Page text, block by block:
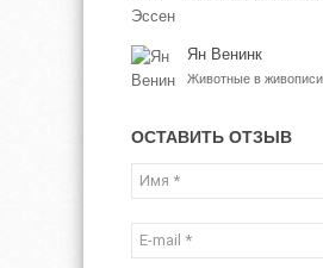
Ян Венинк
Животные в
ОСТАВИТЬ ОТЗЫВ